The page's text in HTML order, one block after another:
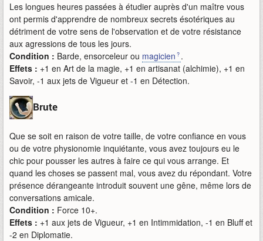
Les longues heures passées à étudier auprès d'un maître vous
ont permis d'apprendre de nombreux secrets ésotériques au
détriment de votre sens de l'observation et de votre résistance
aux agressions de tous les jours.
Condition : Barde, ensorceleur ou magicien .
Effets : +1 en Art de la magie, +1 en artisanat (alchimie), +1 en
Savoir, -1 aux jets de Vigueur et -1 en Détection.
Brute
Que se soit en raison de votre taille, de votre confiance en vous
ou de votre physionomie inquiétante, vous avez toujours eu le
chic pour pousser les autres à faire ce qui vous arrange. Et
quand les choses se passent mal, vous avez du répondant. Votre
présence dérangeante introduit souvent une gêne, même lors de
conversations amicale.
Condition : Force 10+.
Effets : +1 aux jets de Vigueur, +1 en Intimmidation, -1 en Bluff et
-2 en Diplomatie.